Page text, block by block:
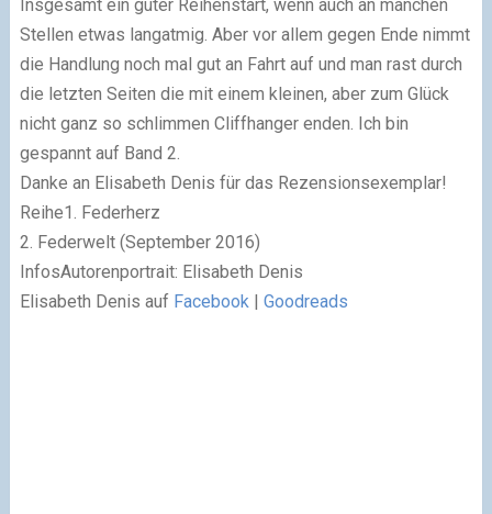
Insgesamt ein guter Reihenstart, wenn auch an manchen
Stellen etwas langatmig. Aber vor allem gegen Ende nimmt
die Handlung noch mal gut an Fahrt auf und man rast durch
die letzten Seiten die mit einem kleinen, aber zum Glück
nicht ganz so schlimmen Cliffhanger enden. Ich bin
gespannt auf Band 2.
Danke an Elisabeth Denis für das Rezensionsexemplar!
Reihe1. Federherz
2. Federwelt (September 2016)
InfosAutorenportrait: Elisabeth Denis
Elisabeth Denis auf Facebook | Goodreads